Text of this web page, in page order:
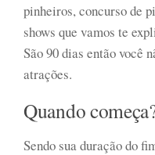
pinheiros, concurso de
shows que vamos te
São 90 dias então você
atrações.
Quando
Sendo sua duração do